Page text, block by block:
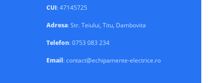
CUI: 47145725
Adresa: Str. Teiului, Titu, Dambovita
Telefon: 0753 083 234
Email: contact@echipamente-electrice.ro